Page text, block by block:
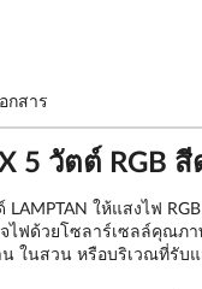
กสาร
5 วัตต์ RGB สี
ให้แสงไฟ
ฟด้วยโซลาร์เซลล์คุณ
ในสวน หรือบริเวณที่รับ